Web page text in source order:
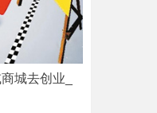
城去创业_